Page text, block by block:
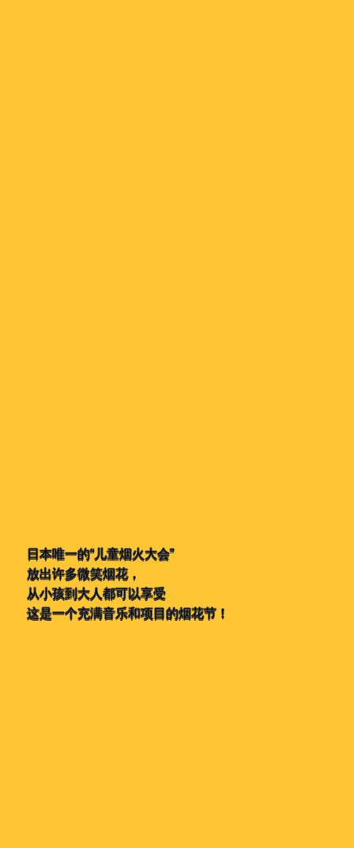
日本唯一的“儿童烟火大会”
放出许多微笑烟花，
从小孩到大人都可以享受
这是一个充满音乐和项目的烟花节！